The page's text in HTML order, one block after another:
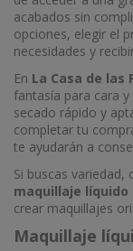
acabados sin
opciones, elegir el
necesidades y
En La Casa de las
fantasía para cara
secado rápido y
completar tu
te ayudarán a
Si buscas
maquillaje
crear maquillajes
Maquillaje